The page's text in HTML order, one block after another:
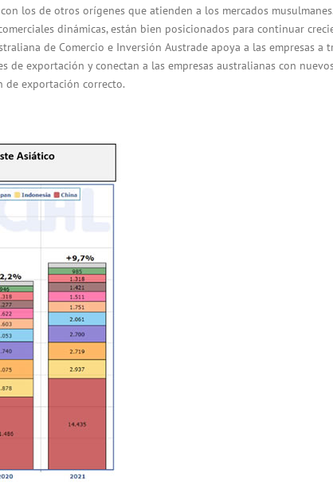
los de otros orígenes que atienden a los mercados musulmanes.
dinámicas, están bien posicionados para continuar
de Comercio e Inversión Austrade apoya a las empresas a
de exportación y conectan a las empresas australianas con
de exportación correcto.